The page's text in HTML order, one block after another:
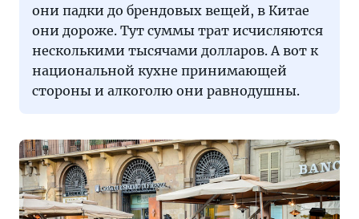
они падки до брендовых вещей, в Китае
они дороже. Тут суммы трат исчисляются
несколькими тысячами долларов. А вот к
национальной кухне принимающей
стороны и алкоголю они равнодушны.